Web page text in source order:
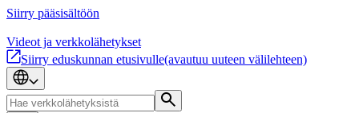
Siirry pääsisältöön
Videot ja verkkolähetykset
Siirry eduskunnan etusivulle(avautuu uuteen välilehteen)